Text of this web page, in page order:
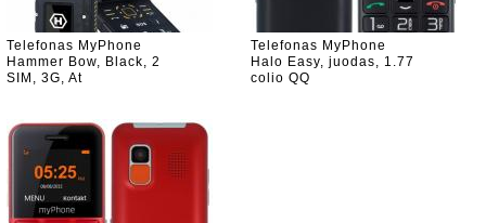
Telefonas MyPhone
Hammer Bow, Black, 2
SIM, 3G, At
Telefonas MyPhone
Halo Easy, juodas, 1.77
colio QQ